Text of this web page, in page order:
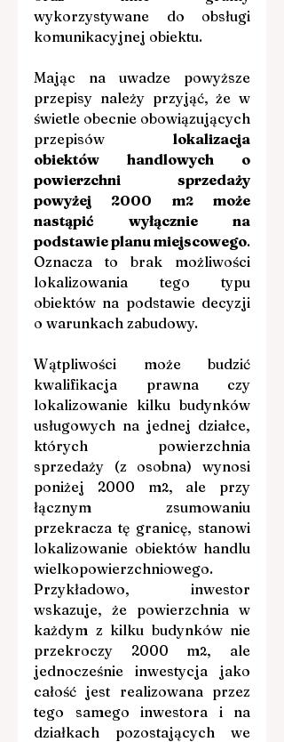
wykorzystywane do obsługi
komunikacyjnej obiektu.
Mając na uwadze powyższe
przepisy należy przyjąć, że w
świetle obecnie obowiązujących
przepisów lokalizacja
obiektów handlowych o
powierzchni sprzedaży
powyżej 2000 m2 może
nastąpić wyłącznie na
podstawie planu miejscowego.
Oznacza to brak możliwości
lokalizowania tego typu
obiektów na podstawie decyzji
o warunkach zabudowy.
Wątpliwości może budzić
kwalifikacja prawna czy
lokalizowanie kilku budynków
usługowych na jednej działce,
których powierzchnia
sprzedaży (z osobna) wynosi
poniżej 2000 m2, ale przy
łącznym zsumowaniu
przekracza tę granicę, stanowi
lokalizowanie obiektów handlu
wielkopowierzchniowego.
Przykładowo, inwestor
wskazuje, że powierzchnia w
każdym z kilku budynków nie
przekroczy 2000 m2, ale
jednocześnie inwestycja jako
całość jest realizowana przez
tego samego inwestora i na
działkach pozostających we